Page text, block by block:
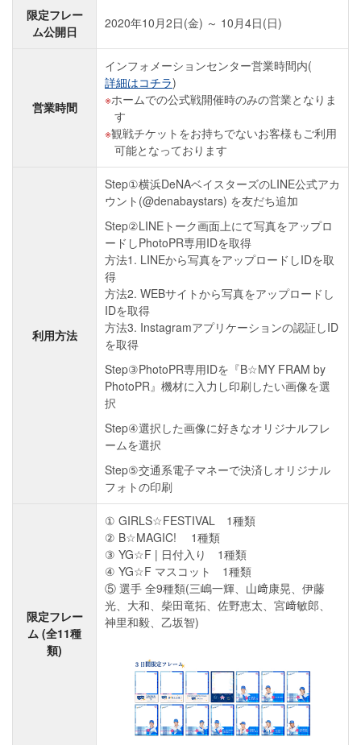
限定フレー
ム公開日
2020年10月2日(金) ～ 10月4日(日)
営業時間
インフォメーションセンター営業時間内(
詳細はコチラ)
ホームでの公式戦開催時のみの営業となりま
す
観戦チケットをお持ちでないお客様もご利用
可能となっております
利用方法
Step①横浜DeNAベイスターズのLINE公式アカ
ウント(@denabaystars) を友だち追加
Step②LINEトーク画面上にて写真をアップロ
ードしPhotoPR専用IDを取得
方法1. LINEから写真をアップロードしIDを取
得
方法2. WEBサイトから写真をアップロードし
IDを取得
方法3. Instagramアプリケーションの認証しID
を取得
Step③PhotoPR専用IDを『B☆MY FRAM by
PhotoPR』機材に入力し印刷したい画像を選
択
Step④選択した画像に好きなオリジナルフレ
ームを選択
Step⑤交通系電子マネーで決済しオリジナル
フォトの印刷
限定フレー
ム (全11種
類)
① GIRLS☆FESTIVAL 1種類
② B☆MAGIC! 1種類
③ YG☆F | 日付入り 1種類
④ YG☆F マスコット 1種類
⑤ 選手 全9種類(三嶋一輝、山﨑康晃、伊藤
光、大和、柴田竜拓、佐野恵太、宮﨑敏郎、
神里和毅、乙坂智)